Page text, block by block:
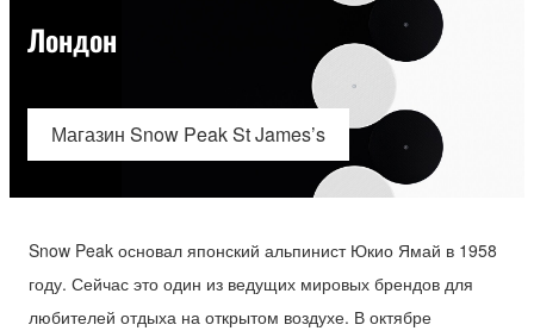
Лондон
Магазин Snow Peak St James’s
Snow Peak основал японский альпинист Юкио Ямай в 1958
году. Сейчас это один из ведущих мировых брендов для
любителей отдыха на открытом воздухе. В октябре